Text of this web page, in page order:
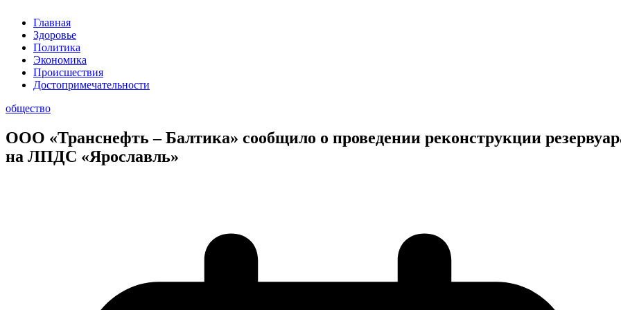
Главная
Здоровье
Политика
Экономика
Происшествия
Достопримечательности
общество
ООО «Транснефть – Балтика» сообщило о проведении реконструкции
на ЛПДС «Ярославль»